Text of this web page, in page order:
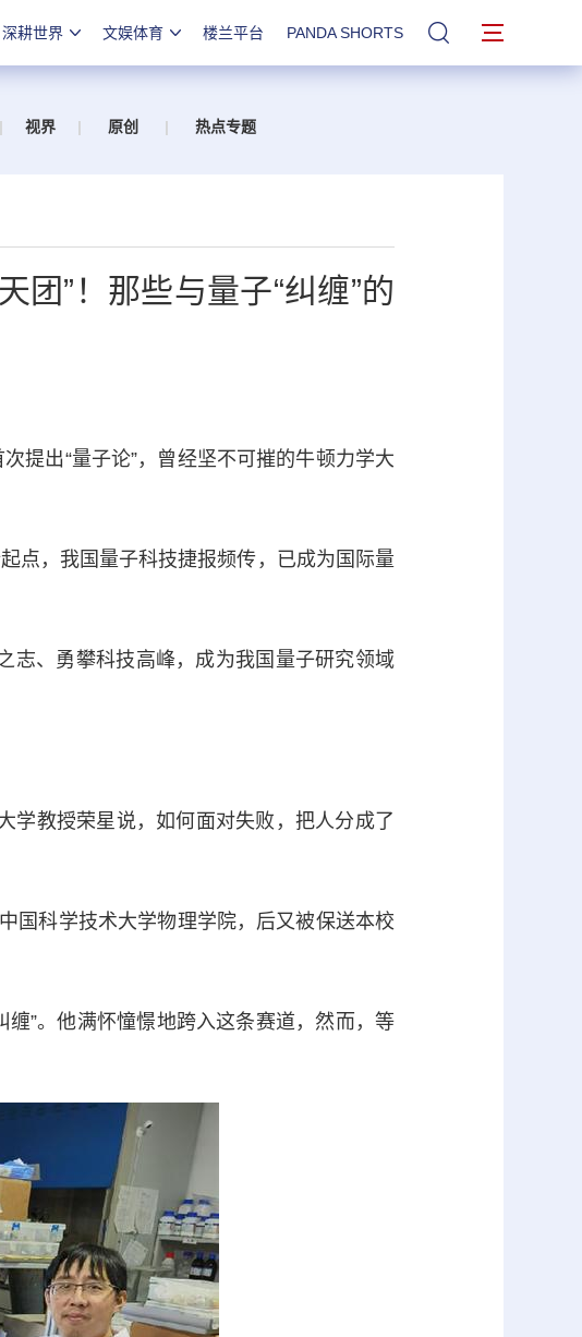
深耕世界 文娱体育 楼兰平台 PANDA SHORTS 站内搜索
| 视界 | 原创 | 热点专题
团”！那些与量子“纠缠”的
出“量子论”，曾经坚不可摧的牛顿力学大
点，我国量子科技捷报频传，已成为国际量
、勇攀科技高峰，成为我国量子研究领域
教授荣星说，如何面对失败，把人分成了
科学技术大学物理学院，后又被保送本校
”。他满怀憧憬地跨入这条赛道，然而，等